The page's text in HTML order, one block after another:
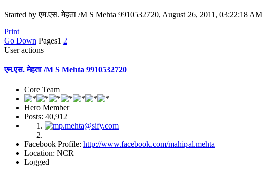
Started by एम.एस. मेहता /M S Mehta 9910532720, August 26, 2011, 03:22:18 AM
Print
Go Down Pages1 2
User actions
एम.एस. मेहता /M S Mehta 9910532720
Core Team
Hero Member
Posts: 40,912
Facebook Profile: http://www.facebook.com/mahipal.mehta
Location: NCR
Logged